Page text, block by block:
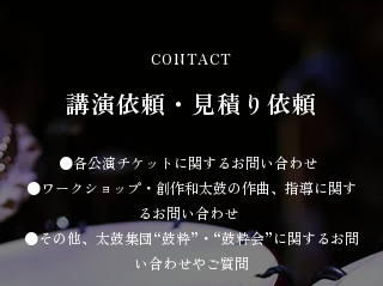
CONTACT
講演依頼・見積り依頼
●各公演チケットに関するお問い合わせ
●ワークショップ・創作和太鼓の作曲、指導に関す
るお問い合わせ
●その他、太鼓集団“鼓粋”・“鼓粋会”に関するお問
い合わせやご質問